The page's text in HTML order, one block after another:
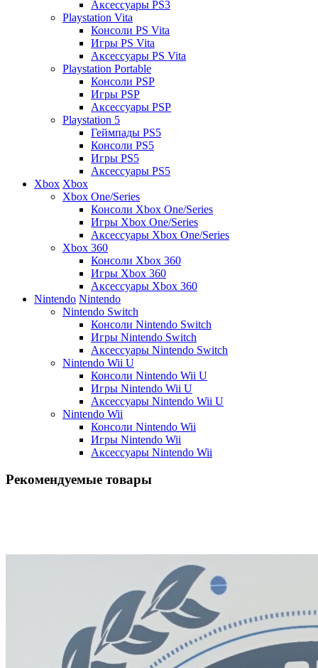
Аксессуары PS3
Playstation Vita
Консоли PS Vita
Игры PS Vita
Аксессуары PS Vita
Playstation Portable
Консоли PSP
Игры PSP
Аксессуары PSP
Playstation 5
Геймпады PS5
Консоли PS5
Игры PS5
Аксессуары PS5
Xbox Xbox
Xbox One/Series
Консоли Xbox One/Series
Игры Xbox One/Series
Аксессуары Xbox One/Series
Xbox 360
Консоли Xbox 360
Игры Xbox 360
Аксессуары Xbox 360
Nintendo Nintendo
Nintendo Switch
Консоли Nintendo Switch
Игры Nintendo Switch
Аксессуары Nintendo Switch
Nintendo Wii U
Консоли Nintendo Wii U
Игры Nintendo Wii U
Аксессуары Nintendo Wii U
Nintendo Wii
Консоли Nintendo Wii
Игры Nintendo Wii
Аксессуары Nintendo Wii
Рекомендуемые товары